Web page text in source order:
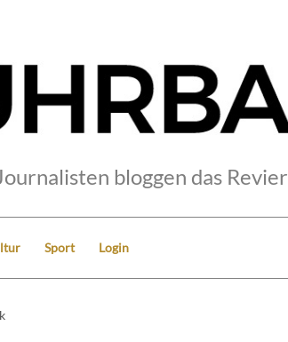
Journalisten bloggen das Revier
Sport Login